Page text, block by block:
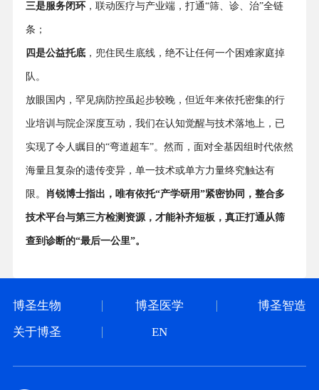
三是服务闭环，联动医疗与产业端，打通“筛、诊、治”全链
条；
四是公益托底，兜住民生底线，绝不让任何一个困难家庭掉
队。
放眼国内，罕见病防控虽起步较晚，但近年来依托密集的行
业培训与院企深度互动，我们在认知觉醒与技术落地上，已
实现了令人瞩目的“弯道超车”。然而，面对全基因组时代依然
海量且复杂的遗传变异，单一技术或单方力量终究触达有
限。 肖锐博士指出，唯有依托“产学研用”紧密协同，整合多
技术平台与第三方检测资源，才能补齐短板，真正打通从筛
查到诊断的“最后一公里”。
博圣生物 博圣医学
博圣智造
关于博圣
EN
网站制作由杭州蒙特提
供